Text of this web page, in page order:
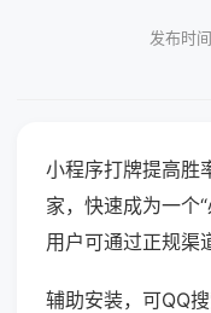
发布时
小程序打牌提高胜
家，快速成为一个
用户可通过正规渠
辅助安装，可QQ